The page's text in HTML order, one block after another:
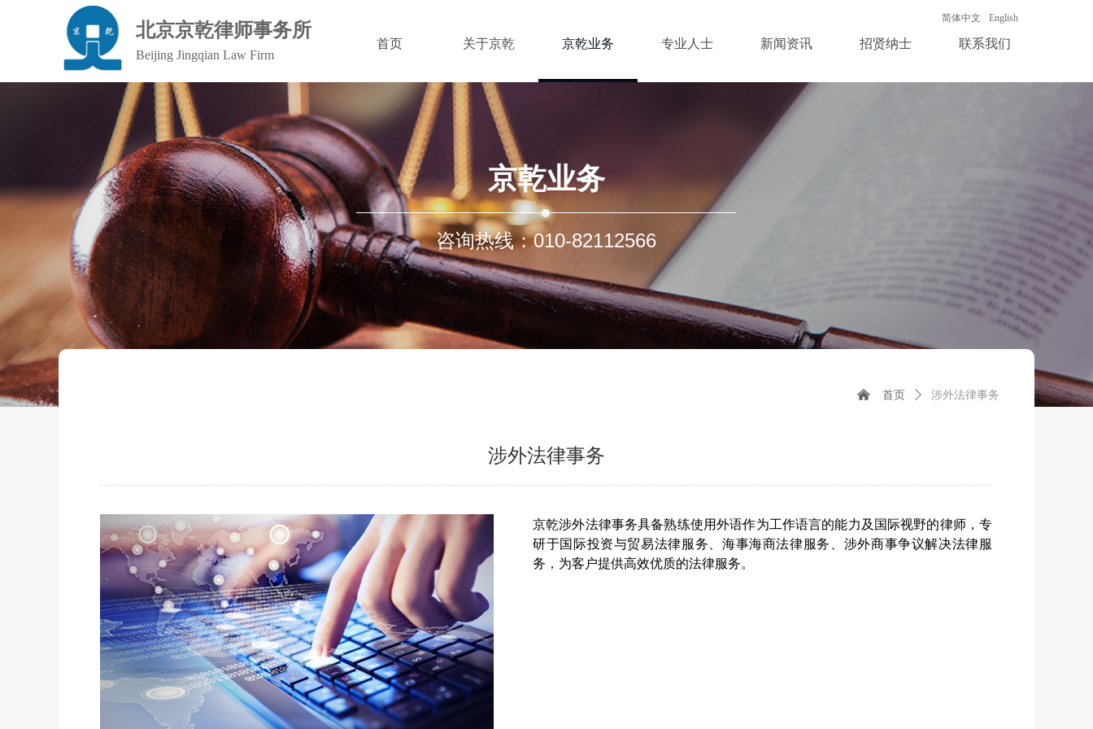
北京京乾律师事务所
Beijing Jingqian Law Firm
首页 关于京乾 京乾业务 专业人士 新闻资讯 招贤纳士 联系我们
简体中文 English
京乾业务
咨询热线：010-82112566
涉外法律事务
낀
京乾涉外法律事务具备熟练使用外语作为工作语言的能力及国际视野的律师，专
研于国际投资与贸易法律服务、海事海商法律服务、涉外商事争议解决法律服
务，为客户提供高效优质的法律服务。
首页 ꄲ 涉外法律事务